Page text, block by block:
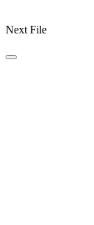
Next File